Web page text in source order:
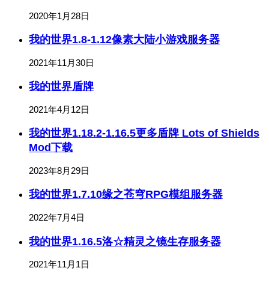
2020年1月28日
我的世界1.8-1.12像素大陆小游戏服务器
2021年11月30日
我的世界盾牌
2021年4月12日
我的世界1.18.2-1.16.5更多盾牌 Lots of Shields
Mod下载
2023年8月29日
我的世界1.7.10缘之苍穹RPG模组服务器
2022年7月4日
我的世界1.16.5洛☆精灵之镜生存服务器
2021年11月1日